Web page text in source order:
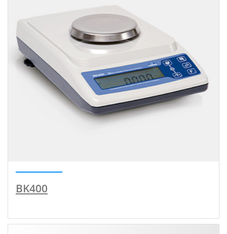
BK400